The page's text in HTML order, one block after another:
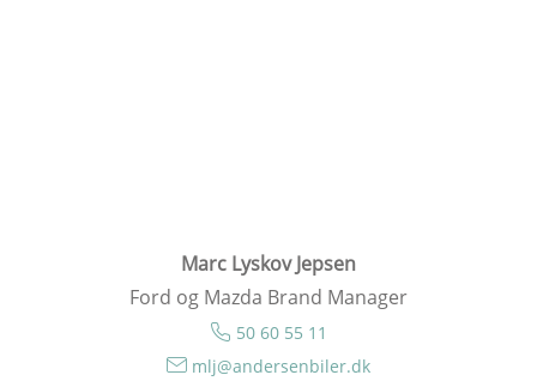
Marc Lyskov Jepsen
Ford og Mazda Brand Manager
50 60 55 11
mlj@andersenbiler.dk